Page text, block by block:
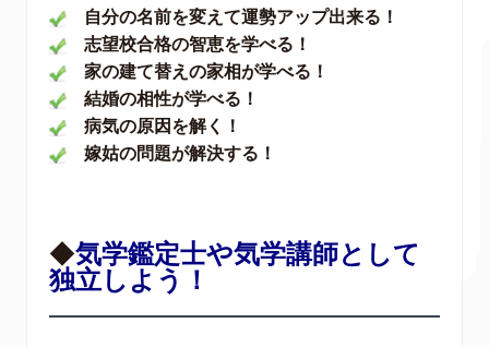
自分の名前を変えて運勢アップ出来る！
志望校合格の智恵を学べる！
家の建て替えの家相が学べる！
結婚の相性が学べる！
病気の原因を解く！
嫁姑の問題が解決する！
◆気学鑑定士や気学講師として
独立しよう！